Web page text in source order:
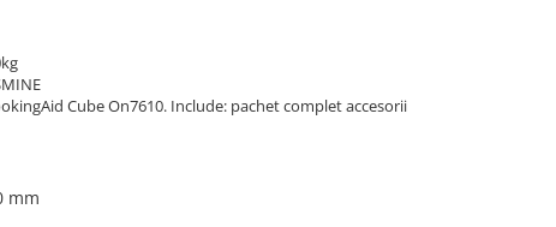
Cube On7610. Include: pachet complet accesorii
mm